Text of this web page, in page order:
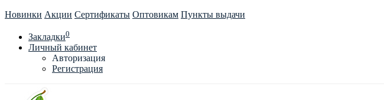
Новинки Акции Сертификаты Оптовикам Пункты выдачи
Закладки0
Личный кабинет
Авторизация
Регистрация